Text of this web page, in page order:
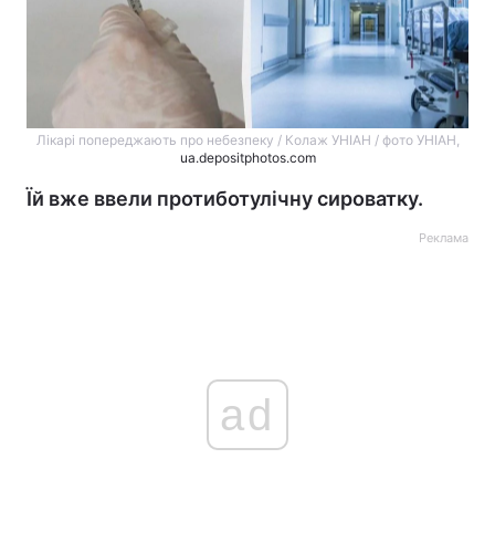
Лікарі попереджають про небезпеку / Колаж УНІАН / фото УНІАН,
ua.depositphotos.com
Їй вже ввели протиботулічну сироватку.
Реклама
ad